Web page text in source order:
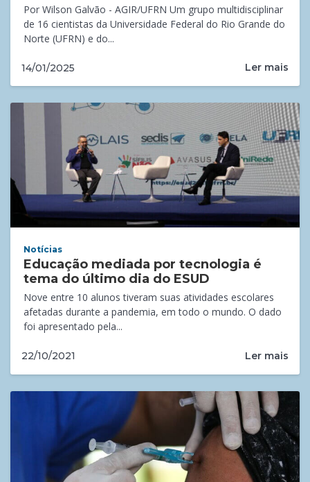
Por Wilson Galvão - AGIR/UFRN Um grupo multidisciplinar
de 16 cientistas da Universidade Federal do Rio Grande do
Norte (UFRN) e do...
14/01/2025 Ler mais
Notícias
Educação mediada por tecnologia é
tema do último dia do ESUD
Nove entre 10 alunos tiveram suas atividades escolares
afetadas durante a pandemia, em todo o mundo. O dado
foi apresentado pela...
22/10/2021 Ler mais